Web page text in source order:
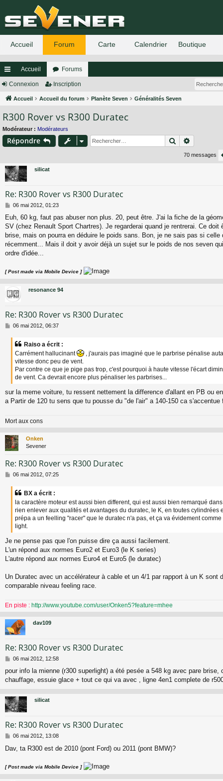
ac
co
ur
ci
Accueil Forums
Connexion Inscription
Accueil Accueil du forum Planète Seven Généralités Seven
R300 Rover vs R300 Duratec
Modérateur : Modérateurs
Répondre Rechercher
70 messages
silicat
Re: R300 Rover vs R300 Duratec
M
s
s
a
g
e
06 mai 2012, 01:23
Euh, 60 kg, faut pas abuser non plus. 20, peut être. J'ai la fiche de la
SV (chez Renault Sport Chartres). Je regarderai quand je rentrerai. Ce doit
brise, mais on pourra en déduire le poids sans. Bon, je ne sais pas si celle
récemment... Mais il doit y avoir déjà un sujet sur le poids de nos seven
ordre d'idée...
[ Post made via Mobile Device ]
resonance 94
Re: R300 Rover vs R300 Duratec
M
06 mai 2012, 06:37
Raiso a écrit :
Carrément hallucinant
, j'aurais pas imaginé que le parbrise pénalise
vitesse donc peu de vent.
Par contre ce que je pige pas trop, c'est pourquoi à haute vitesse l'écart
de vent. Ca devrait encore plus pénaliser les parbrises...
sur la meme voiture, tu ressent nettement la difference d'allant en PB ou
a Partir de 120 tu sens que tu pousse du "de l'air" a 140-150 ca s'accentue
Mort aux cons
Onken
Sevener
Re: R300 Rover vs R300 Duratec
M
06 mai 2012, 07:25
BX a écrit :
la caractère moteur est aussi bien different, qui est aussi bien remarqué
rien enlever aux qualités et avantages du duratec, le K, en toutes cylindrées
prépa a un feelling "racer" que le duratec n'a pas, et ça va évidement
light.
Je ne pense pas que l'on puisse dire ça aussi facilement.
L'un répond aux normes Euro2 et Euro3 (le K series)
L'autre répond aux normes Euro4 et Euro5 (le duratec)
Un Duratec avec un accélérateur à cable et un 4/1 par rapport à un K sont
comparable niveau feeling race.
En piste : http://www.youtube.com/user/Onken5?feature=mhee
dav109
Re: R300 Rover vs R300 Duratec
M
s
s
g
e
06 mai 2012, 12:58
pour info la mienne (r300 superlight) a été pesée a 548 kg avec pare brise,
chauffage, essuie glace + tout ce qui va avec , ligne 4en1 complete de
silicat
Re: R300 Rover vs R300 Duratec
M
s
a
06 mai 2012, 13:08
Dav, ta R300 est de 2010 (pont Ford) ou 2011 (pont BMW)?
[ Post made via Mobile Device ]